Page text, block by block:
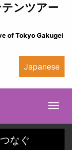
ンツアー
of Tokyo Gakugei
Japanese